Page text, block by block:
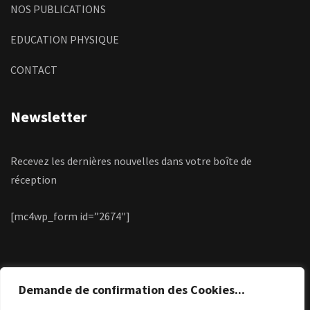
Demande de confirmation des Cookies...
NOS PUBLICATIONS
EDUCATION PHYSIQUE
CONTACT
Newsletter
Recevez les dernières nouvelles dans votre boîte de
réception
[mc4wp_form id=”2674″]